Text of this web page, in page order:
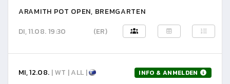
ARAMITH POT OPEN, BREMGARTEN
DI, 11.08. 19:30
(ER)
MI, 12.08. | WT | ALL | INFO & ANMELDEN